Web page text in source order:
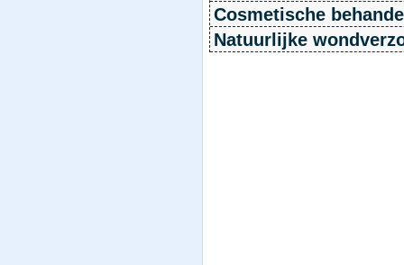
Cosmetische
Natuurlijke